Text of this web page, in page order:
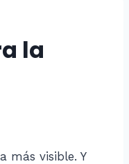
la
más visible. Y